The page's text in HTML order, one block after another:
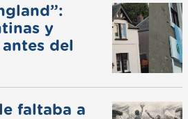
y
del
faltaba a